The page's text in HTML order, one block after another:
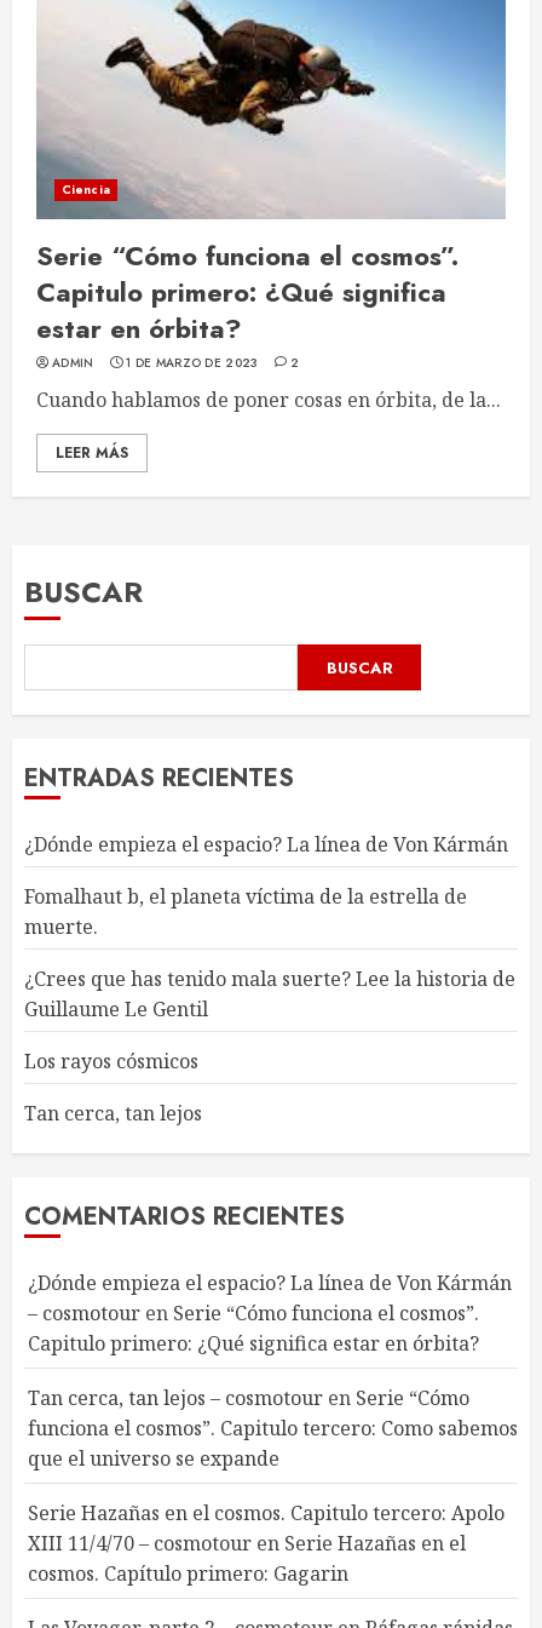
Ciencia
Serie “Cómo funciona el cosmos”.
Capitulo primero: ¿Qué significa
estar en órbita?
ADMIN 1 DE MARZO DE 2023 2
Cuando hablamos de poner cosas en órbita, de la...
LEER MÁS
BUSCAR
BUSCAR
ENTRADAS RECIENTES
¿Dónde empieza el espacio? La línea de Von Kármán
Fomalhaut b, el planeta víctima de la estrella de
muerte.
¿Crees que has tenido mala suerte? Lee la historia de
Guillaume Le Gentil
Los rayos cósmicos
Tan cerca, tan lejos
COMENTARIOS RECIENTES
¿Dónde empieza el espacio? La línea de Von Kármán
– cosmotour en Serie “Cómo funciona el cosmos”.
Capitulo primero: ¿Qué significa estar en órbita?
Tan cerca, tan lejos – cosmotour en Serie “Cómo
funciona el cosmos”. Capitulo tercero: Como sabemos
que el universo se expande
Serie Hazañas en el cosmos. Capitulo tercero: Apolo
XIII 11/4/70 – cosmotour en Serie Hazañas en el
cosmos. Capítulo primero: Gagarin